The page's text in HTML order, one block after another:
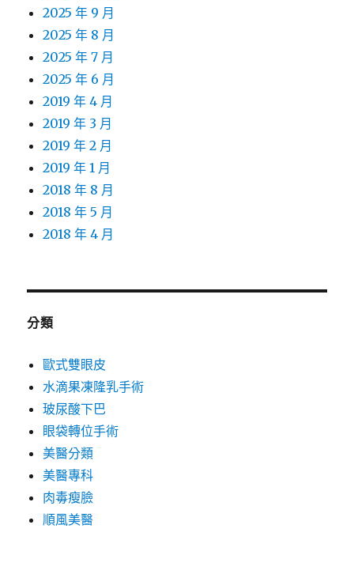
2025 年 9 月
2025 年 8 月
2025 年 7 月
2025 年 6 月
2019 年 4 月
2019 年 3 月
2019 年 2 月
2019 年 1 月
2018 年 8 月
2018 年 5 月
2018 年 4 月
分類
歐式雙眼皮
水滴果凍隆乳手術
玻尿酸下巴
眼袋轉位手術
美醫分類
美醫專科
肉毒瘦臉
順風美醫